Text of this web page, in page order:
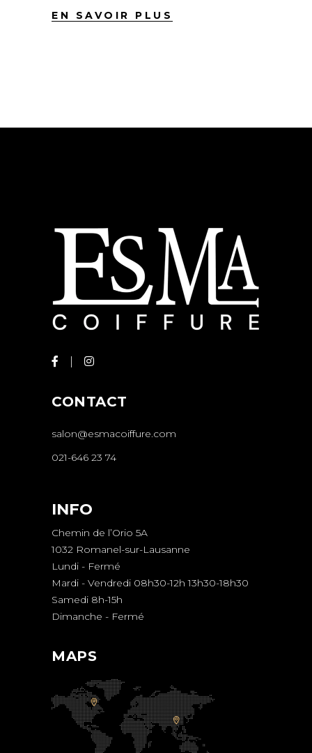
EN SAVOIR PLUS
CONTACT
salon@esmacoiffure.com
021-646 23 74
INFO
Chemin de l’Orio 5A
1032 Romanel-sur-Lausanne
Lundi - Fermé
Mardi - Vendredi 08h30-12h 13h30-18h30
Samedi 8h-15h
Dimanche - Fermé
MAPS